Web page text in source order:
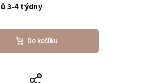
3-4 týdny
Do košíku